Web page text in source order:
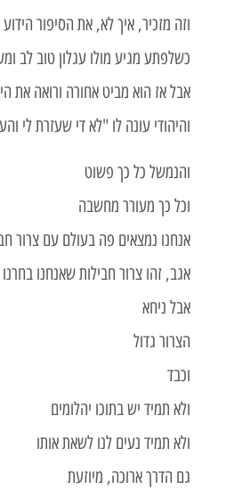
וזה מזכיר, איך לא, את הסיפור
כשלפתע מגיע מולו עגלון טוב לב
אבל אז הוא מביט אחורה ורואה את
והיהודי עונה לו "לא די שעזרת לי
והנמשל כל כך פשוט
וכל כך מעורר מחשבה
אנחנו נמצאים פה בעולם עם צרור
אגב, זהו צרור חבילות שאנחנו בחרנו
אבל ניחא
הצרור גדול
וכבד
ולא תמיד יש בתוכו יהלומים
ולא תמיד נעים לנו לשאת אותו
גם הדרך ארוכה, מיוזעת